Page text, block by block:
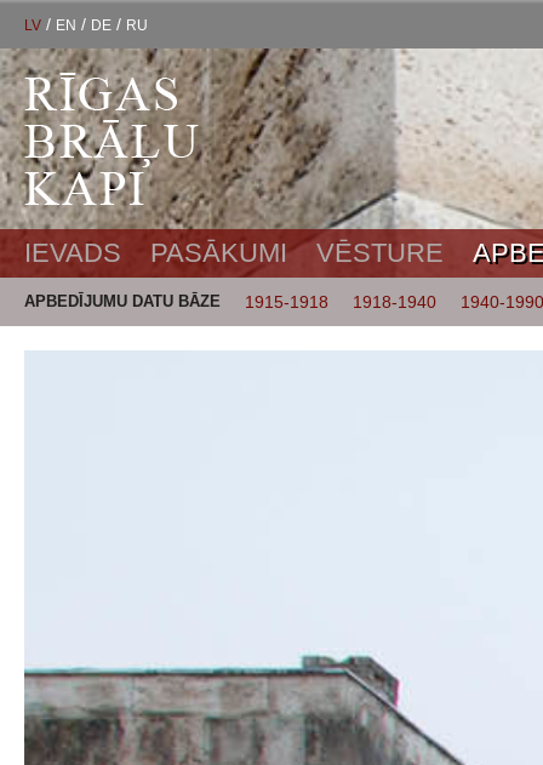
LV / EN / DE / RU
IEVADS PASĀKUMI VĒSTURE
APBEDĪJUMU DATU BĀZE 1915-1918 1918-1940 1940-1990